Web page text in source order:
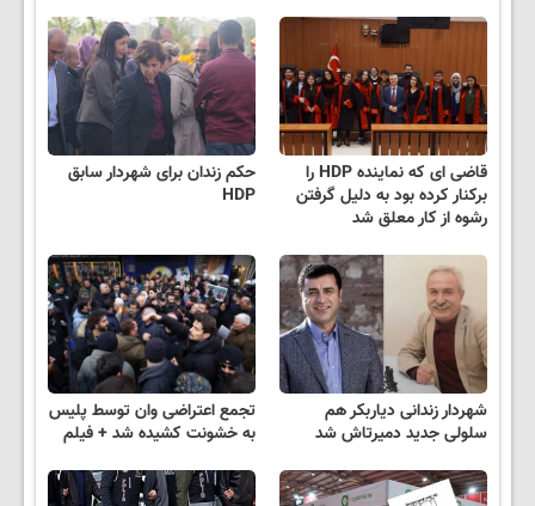
قاضی ای که نماینده HDP را
برکنار کرده بود به دلیل گرفتن
رشوه از کار معلق شد
حکم زندان برای شهردار سابق
HDP
شهردار زندانی دیاربکر هم
سلولی جدید دمیرتاش شد
تجمع اعتراضی وان توسط پلیس
به خشونت کشیده شد + فیلم